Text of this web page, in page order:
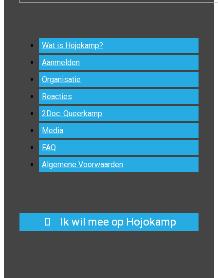
Wat is Hojokamp?
Aanmelden
Organisatie
Reacties
2Doc: Queerkamp
Media
FAQ
Algemene Voorwaarden
Ik wil mee op Hojokamp